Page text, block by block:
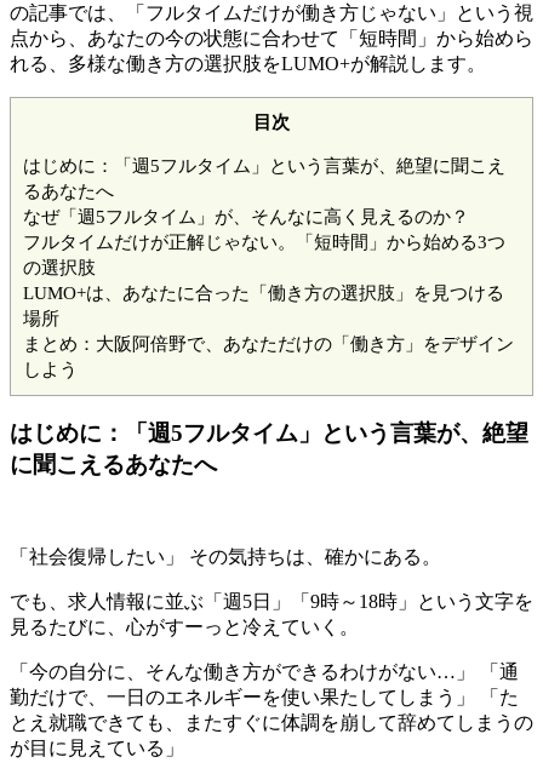
の記事では、「フルタイムだけが働き方じゃない」という視
点から、あなたの今の状態に合わせて「短時間」から始めら
れる、多様な働き方の選択肢をLUMO+が解説します。
目次
はじめに：「週5フルタイム」という言葉が、絶望に聞こえ
るあなたへ
なぜ「週5フルタイム」が、そんなに高く見えるのか？
フルタイムだけが正解じゃない。「短時間」から始める3つ
の選択肢
LUMO+は、あなたに合った「働き方の選択肢」を見つける
場所
まとめ：大阪阿倍野で、あなただけの「働き方」をデザイン
しよう
はじめに：「週5フルタイム」という言葉が、絶望
に聞こえるあなたへ
「社会復帰したい」 その気持ちは、確かにある。
でも、求人情報に並ぶ「週5日」「9時～18時」という文字を
見るたびに、心がすーっと冷えていく。
「今の自分に、そんな働き方ができるわけがない…」 「通
勤だけで、一日のエネルギーを使い果たしてしまう」 「た
とえ就職できても、またすぐに体調を崩して辞めてしまうの
が目に見えている」